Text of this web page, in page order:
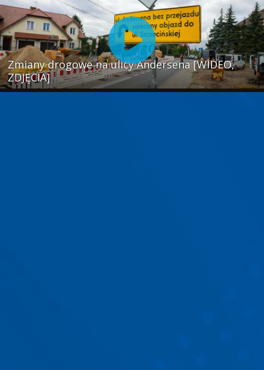
Zmiany drogowe na ulicy Andersena [WIDEO,
ZDJĘCIA]